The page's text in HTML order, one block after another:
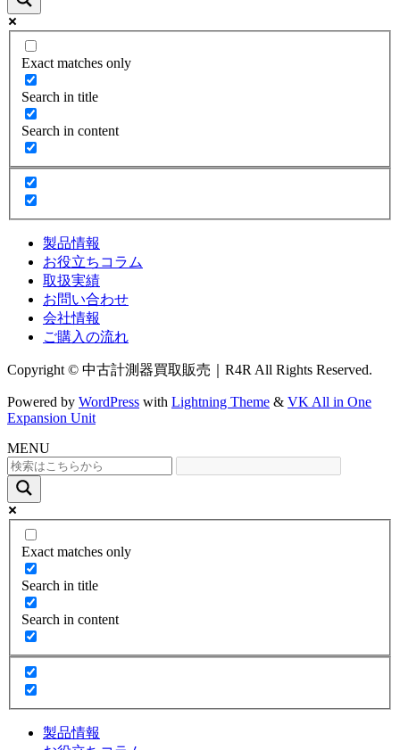
Exact matches only
Search in title
Search in content
製品情報
お役立ちコラム
取扱実績
お問い合わせ
会社情報
ご購入の流れ
Copyright © 中古計測器買取販売｜R4R All Rights Reserved.
Powered by WordPress with Lightning Theme & VK All in One
Expansion Unit
MENU
Exact matches only
Search in title
Search in content
製品情報